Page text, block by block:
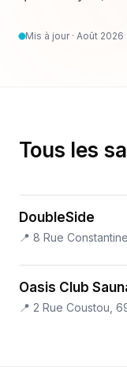
Mis à jour · Août 2026·
Tous les
DoubleSide
📍 8 Rue
Oasis Club
📍 2 Rue Coustou,